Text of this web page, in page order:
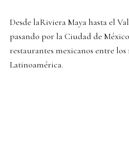
Desde laRiviera Maya hasta el
pasando por la Ciudad de
restaurantes mexicanos entre
Latinoamérica.